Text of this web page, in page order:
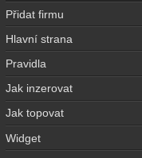
Přidat firmu
Hlavní strana
Pravidla
Jak inzerovat
Jak topovat
Widget